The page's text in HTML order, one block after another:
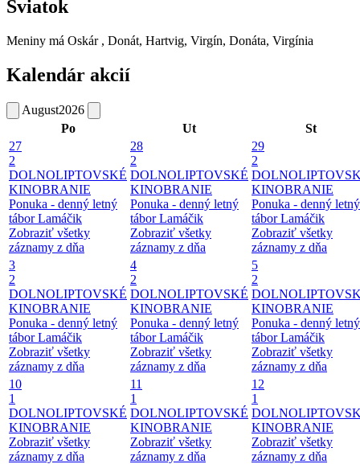
Sviatok
Meniny má Oskár , Donát, Hartvig, Virgín, Donáta, Virgínia
Kalendár akcií
August2026
Po
Ut
St
27
2
DOLNOLIPTOVSKÉ
KINOBRANIE
Ponuka - denný letný
tábor Lamáčik
Zobraziť všetky
záznamy z dňa
28
2
DOLNOLIPTOVSKÉ
KINOBRANIE
Ponuka - denný letný
tábor Lamáčik
Zobraziť všetky
záznamy z dňa
29
2
KINOBRANIE
Ponuka - denný letný
tábor Lamáčik
Zobraziť všetky
záznamy z dňa
3
2
DOLNOLIPTOVSKÉ
KINOBRANIE
Ponuka - denný letný
tábor Lamáčik
Zobraziť všetky
záznamy z dňa
4
2
DOLNOLIPTOVSKÉ
KINOBRANIE
Ponuka - denný letný
tábor Lamáčik
Zobraziť všetky
záznamy z dňa
5
2
KINOBRANIE
Ponuka - denný letný
tábor Lamáčik
Zobraziť všetky
záznamy z dňa
10
1
DOLNOLIPTOVSKÉ
KINOBRANIE
Zobraziť všetky
záznamy z dňa
11
1
DOLNOLIPTOVSKÉ
KINOBRANIE
Zobraziť všetky
záznamy z dňa
12
1
KINOBRANIE
Zobraziť všetky
záznamy z dňa